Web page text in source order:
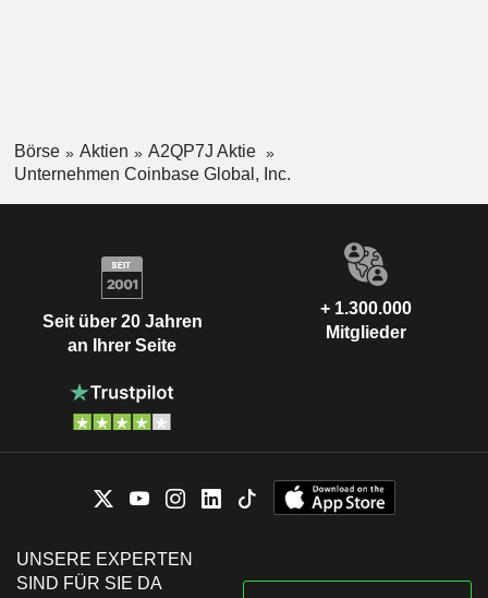
Börse Aktien
A2QP7J Aktie
Unternehmen Coinbase Global, Inc.
Seit über 20 Jahren
an Ihrer Seite
+ 1.300.000
Mitglieder
UNSERE EXPERTEN
SIND FÜR SIE DA